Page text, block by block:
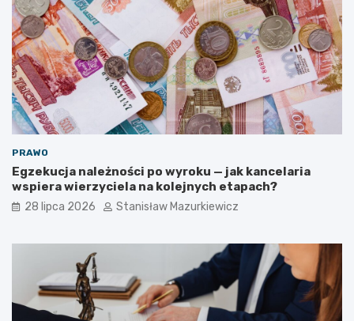
PRAWO
Egzekucja należności po wyroku — jak kancelaria
wspiera wierzyciela na kolejnych etapach?
28 lipca 2026 Stanisław Mazurkiewicz